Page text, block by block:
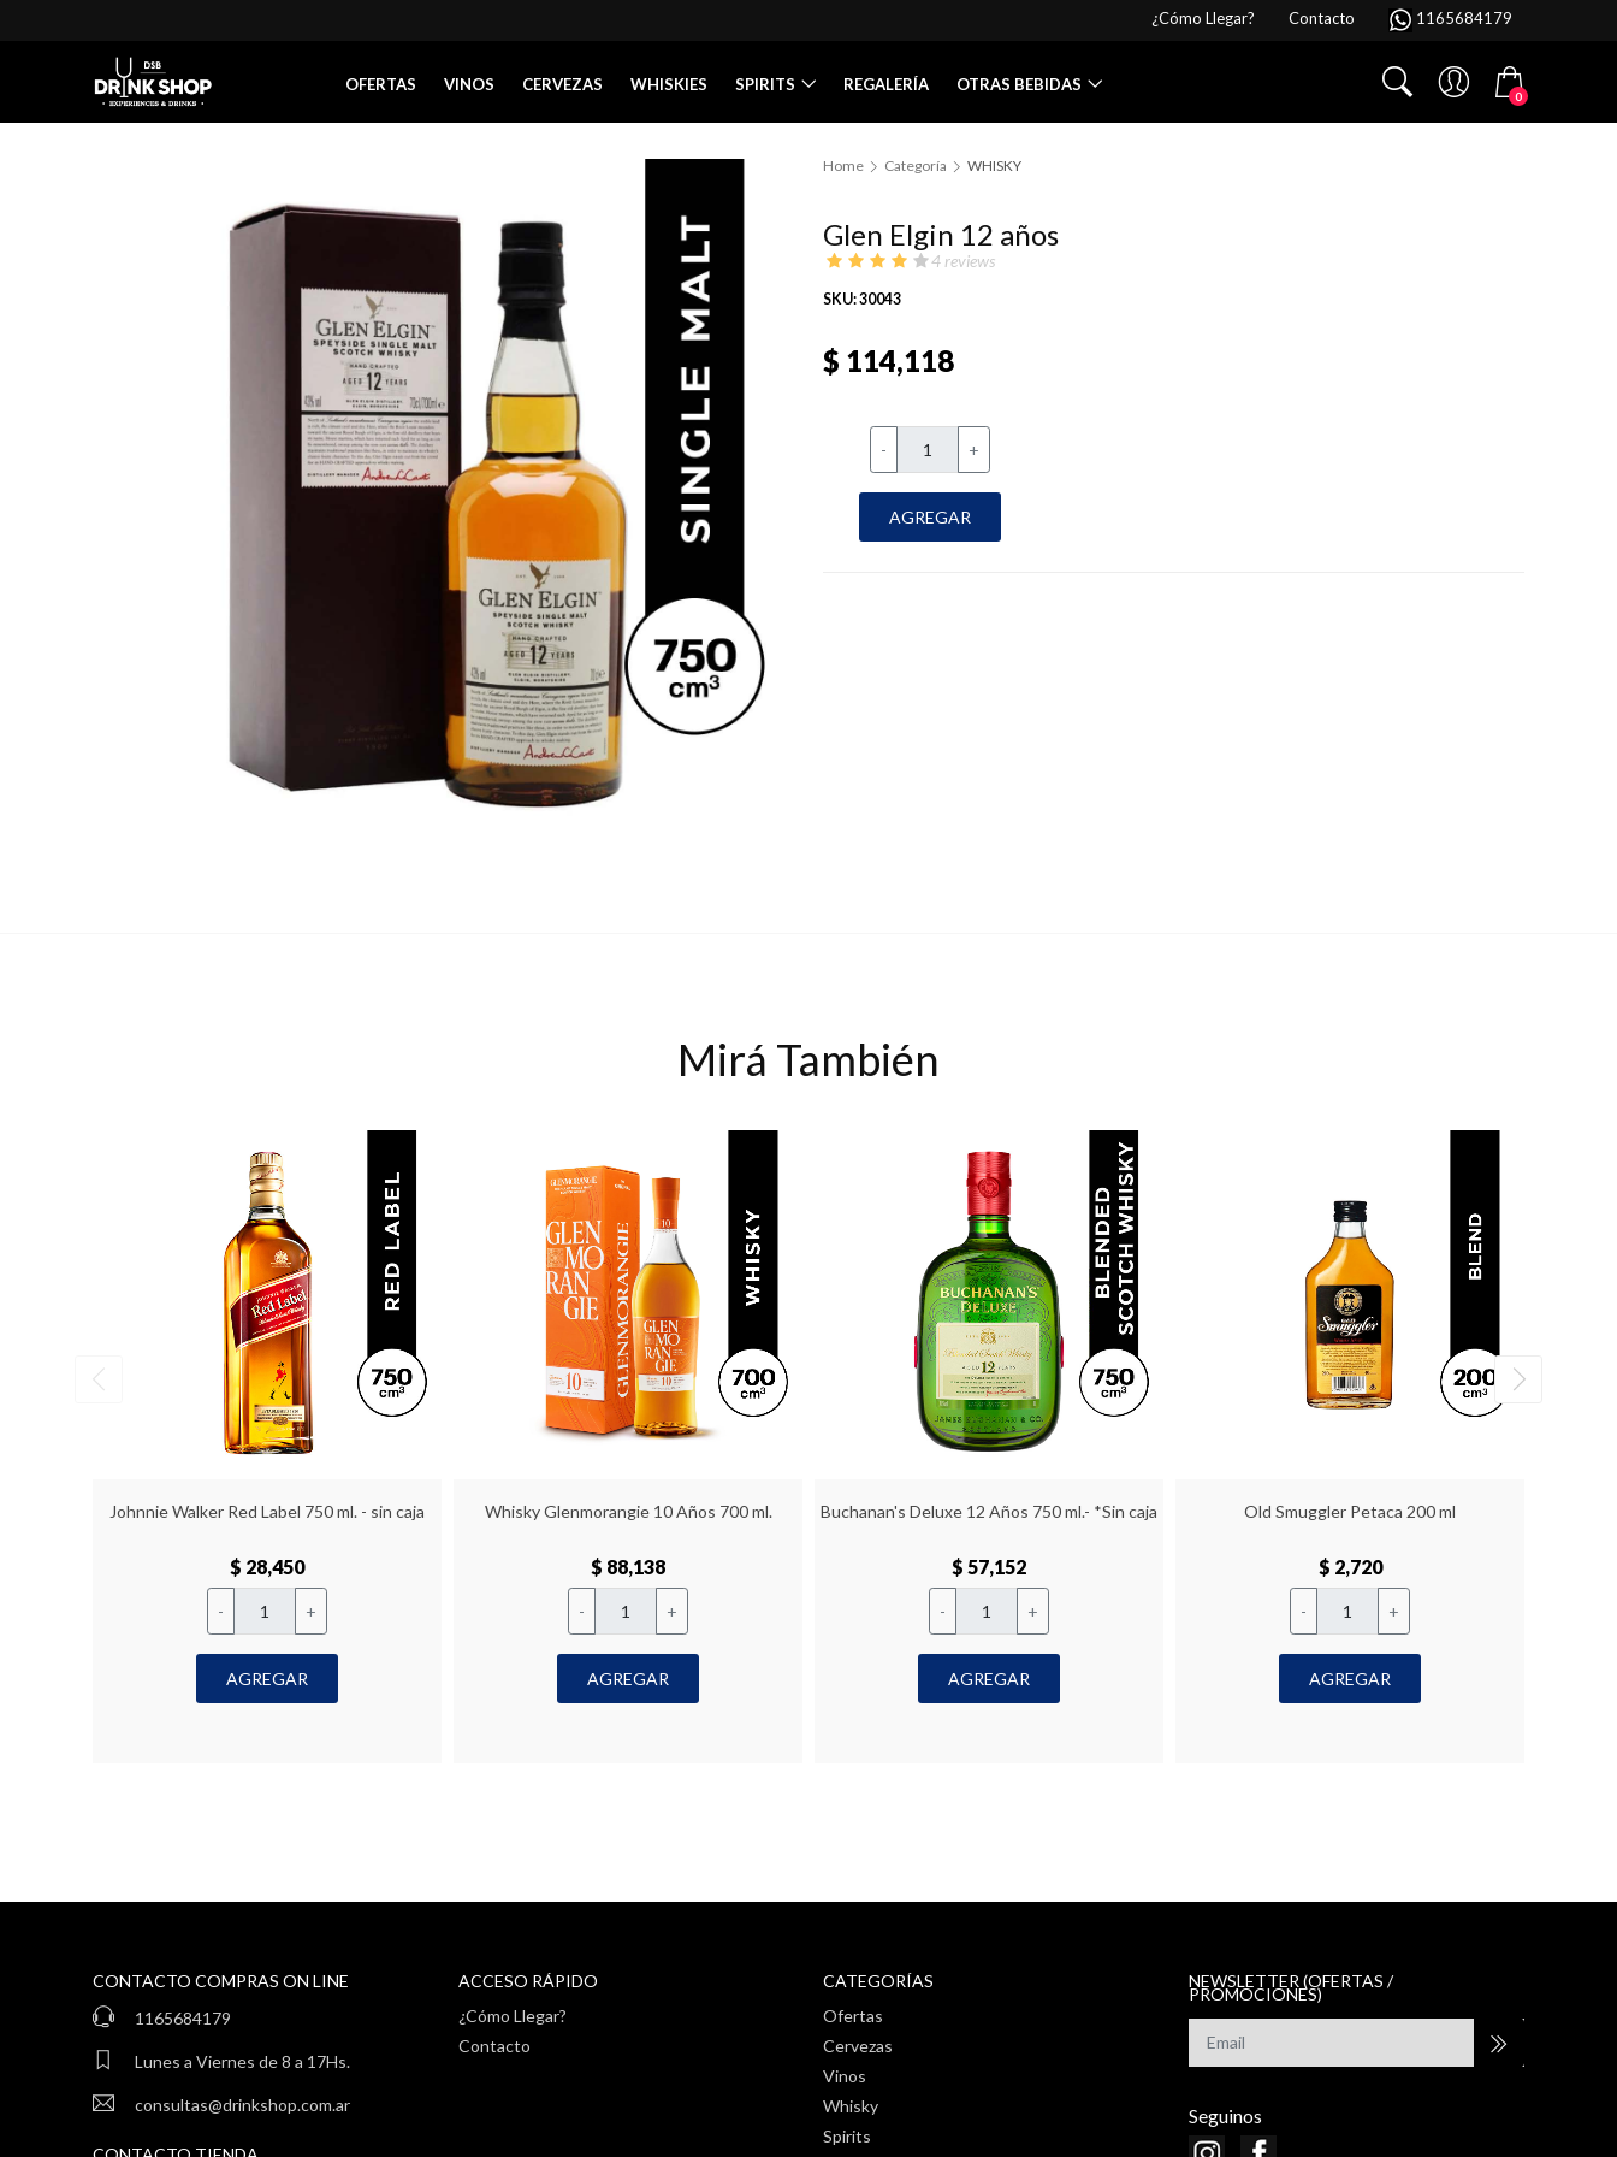
¿Cómo Llegar? Contacto 1165684179
OFERTAS VINOS CERVEZAS WHISKIES SPIRITS REGALERÍA OTRAS BEBIDAS
0
Home Categoría WHISKY
Glen Elgin 12 años
4 reviews
SKU: 30043
$ 114,118
- +
AGREGAR
Mirá También
Johnnie Walker Red Label 750 ml. - sin caja
$ 28,450
- +
AGREGAR
Whisky Glenmorangie 10 Años 700 ml.
$ 88,138
- +
AGREGAR
Buchanan's Deluxe 12 Años 750 ml.- *Sin caja
$ 57,152
- +
AGREGAR
Old Smuggler Petaca 200 ml
$ 2,720
- +
AGREGAR
CONTACTO COMPRAS ON LINE
1165684179
Lunes a Viernes de 8 a 17Hs.
consultas@drinkshop.com.ar
ACCESO RÁPIDO
¿Cómo Llegar?
Contacto
CATEGORÍAS
Ofertas
Cervezas
Vinos
Whisky
Spirits
NEWSLETTER (OFERTAS /
PROMOCIONES)
Seguinos